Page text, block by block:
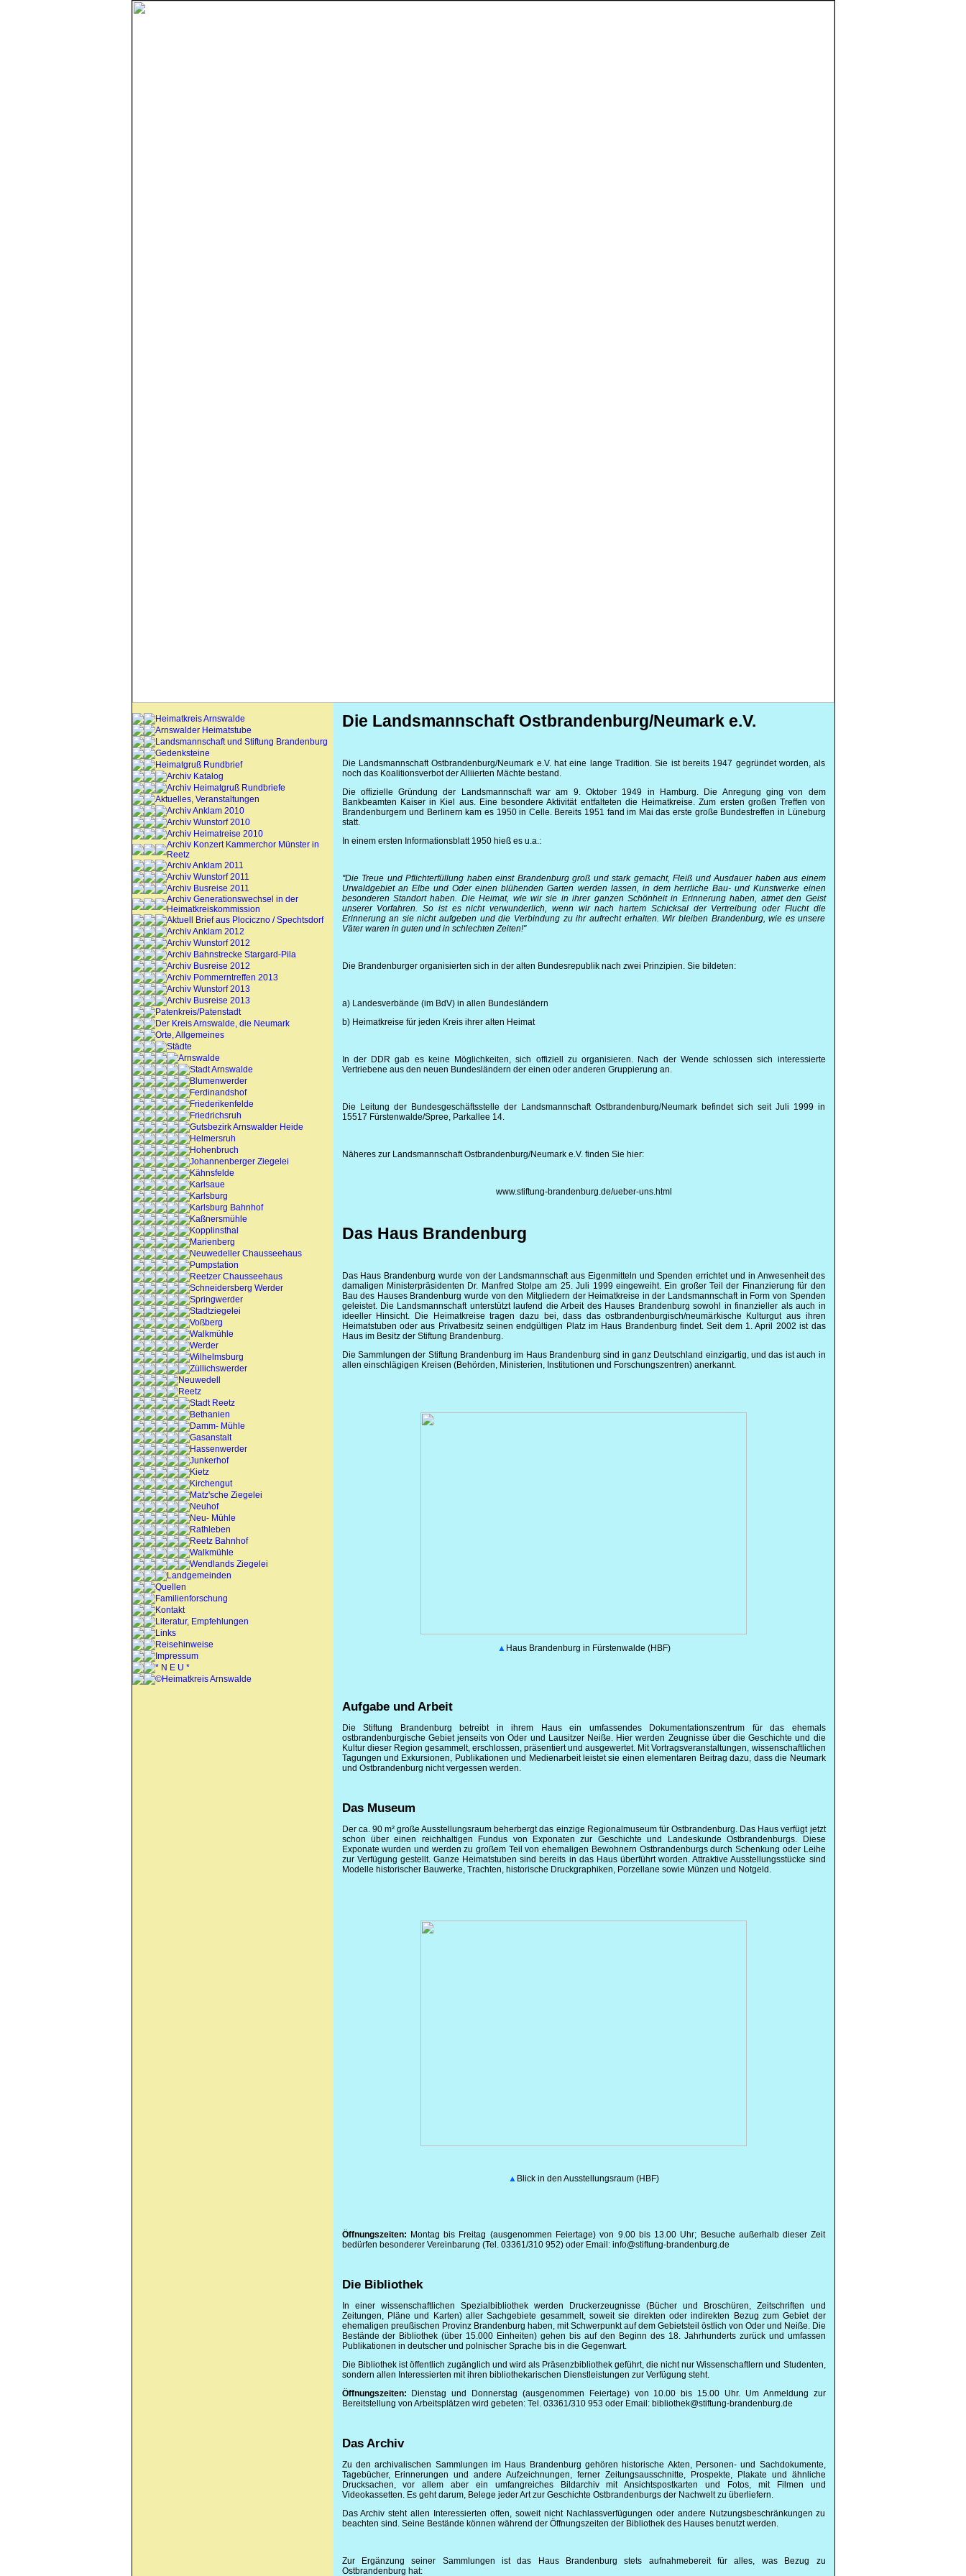
Heimatkreis Arnswalde
Arnswalder Heimatstube
Landsmannschaft und Stiftung Brandenburg
Gedenksteine
Heimatgruß Rundbrief
Archiv Katalog
Archiv Heimatgruß Rundbriefe
Aktuelles, Veranstaltungen
Archiv Anklam 2010
Archiv Wunstorf 2010
Archiv Heimatreise 2010
Archiv Konzert Kammerchor Münster in
Reetz
Archiv Anklam 2011
Archiv Wunstorf 2011
Archiv Busreise 2011
Archiv Generationswechsel in der
Heimatkreiskommission
Aktuell Brief aus Plociczno / Spechtsdorf
Archiv Anklam 2012
Archiv Wunstorf 2012
Archiv Bahnstrecke Stargard-Pila
Archiv Busreise 2012
Archiv Pommerntreffen 2013
Archiv Wunstorf 2013
Archiv Busreise 2013
Patenkreis/Patenstadt
Der Kreis Arnswalde, die Neumark
Orte, Allgemeines
Städte
Arnswalde
Stadt Arnswalde
Blumenwerder
Ferdinandshof
Friederikenfelde
Friedrichsruh
Gutsbezirk Arnswalder Heide
Helmersruh
Hohenbruch
Johannenberger Ziegelei
Kähnsfelde
Karlsaue
Karlsburg
Karlsburg Bahnhof
Kaßnersmühle
Kopplinsthal
Marienberg
Neuwedeller Chausseehaus
Pumpstation
Reetzer Chausseehaus
Schneidersberg Werder
Springwerder
Stadtziegelei
Voßberg
Walkmühle
Werder
Wilhelmsburg
Züllichswerder
Neuwedell
Reetz
Stadt Reetz
Bethanien
Damm- Mühle
Gasanstalt
Hassenwerder
Junkerhof
Kietz
Kirchengut
Matz'sche Ziegelei
Neuhof
Neu- Mühle
Rathleben
Reetz Bahnhof
Walkmühle
Wendlands Ziegelei
Landgemeinden
Quellen
Familienforschung
Kontakt
Literatur, Empfehlungen
Links
Reisehinweise
Impressum
* N E U *
©Heimatkreis Arnswalde
Die Landsmannschaft Ostbrandenburg/Neumark e.V.
Die Landsmannschaft Ostbrandenburg/Neumark e.V. hat eine lange Tradition. Sie ist bereits 1947 gegründet worden, als
noch das Koalitionsverbot der Alliierten Mächte bestand.
Die offizielle Gründung der Landsmannschaft war am 9. Oktober 1949 in Hamburg. Die Anregung ging von dem
Bankbeamten Kaiser in Kiel aus. Eine besondere Aktivität entfalteten die Heimatkreise. Zum ersten großen Treffen von
Brandenburgern und Berlinern kam es 1950 in Celle. Bereits 1951 fand im Mai das erste große Bundestreffen in Lüneburg
statt.
In einem ersten Informationsblatt 1950 hieß es u.a.:
"Die Treue und Pflichterfüllung haben einst Brandenburg groß und stark gemacht, Fleiß und Ausdauer haben aus einem
Urwaldgebiet an Elbe und Oder einen blühenden Garten werden lassen, in dem herrliche Bau- und Kunstwerke einen
besonderen Standort haben. Die Heimat, wie wir sie in ihrer ganzen Schönheit in Erinnerung haben, atmet den Geist
unserer Vorfahren. So ist es nicht verwunderlich, wenn wir nach hartem Schicksal der Vertreibung oder Flucht die
Erinnerung an sie nicht aufgeben und die Verbindung zu ihr aufrecht erhalten. Wir bleiben Brandenburg, wie es unsere
Väter waren in guten und in schlechten Zeiten!"
Die Brandenburger organisierten sich in der alten Bundesrepublik nach zwei Prinzipien. Sie bildeten:
a) Landesverbände (im BdV) in allen Bundesländern
b) Heimatkreise für jeden Kreis ihrer alten Heimat
In der DDR gab es keine Möglichkeiten, sich offiziell zu organisieren. Nach der Wende schlossen sich interessierte
Vertriebene aus den neuen Bundesländern der einen oder anderen Gruppierung an.
Die Leitung der Bundesgeschäftsstelle der Landsmannschaft Ostbrandenburg/Neumark befindet sich seit Juli 1999 in
15517 Fürstenwalde/Spree, Parkallee 14.
Näheres zur Landsmannschaft Ostbrandenburg/Neumark e.V. finden Sie hier:
www.stiftung-brandenburg.de/ueber-uns.html
Das Haus Brandenburg
Das Haus Brandenburg wurde von der Landsmannschaft aus Eigenmitteln und Spenden errichtet und in Anwesenheit des
damaligen Ministerpräsidenten Dr. Manfred Stolpe am 25. Juli 1999 eingeweiht. Ein großer Teil der Finanzierung für den
Bau des Hauses Brandenburg wurde von den Mitgliedern der Heimatkreise in der Landsmannschaft in Form von Spenden
geleistet. Die Landsmannschaft unterstützt laufend die Arbeit des Hauses Brandenburg sowohl in finanzieller als auch in
ideeller Hinsicht. Die Heimatkreise tragen dazu bei, dass das ostbrandenburgisch/neumärkische Kulturgut aus ihren
Heimatstuben oder aus Privatbesitz seinen endgültigen Platz im Haus Brandenburg findet. Seit dem 1. April 2002 ist das
Haus im Besitz der Stiftung Brandenburg.
Die Sammlungen der Stiftung Brandenburg im Haus Brandenburg sind in ganz Deutschland einzigartig, und das ist auch in
allen einschlägigen Kreisen (Behörden, Ministerien, Institutionen und Forschungszentren) anerkannt.
▲ Haus Brandenburg in Fürstenwalde (HBF)
Aufgabe und Arbeit
Die Stiftung Brandenburg betreibt in ihrem Haus ein umfassendes Dokumentationszentrum für das ehemals
ostbrandenburgische Gebiet jenseits von Oder und Lausitzer Neiße. Hier werden Zeugnisse über die Geschichte und die
Kultur dieser Region gesammelt, erschlossen, präsentiert und ausgewertet. Mit Vortragsveranstaltungen, wissenschaftlichen
Tagungen und Exkursionen, Publikationen und Medienarbeit leistet sie einen elementaren Beitrag dazu, dass die Neumark
und Ostbrandenburg nicht vergessen werden.
Das Museum
Der ca. 90 m² große Ausstellungsraum beherbergt das einzige Regionalmuseum für Ostbrandenburg. Das Haus verfügt jetzt
schon über einen reichhaltigen Fundus von Exponaten zur Geschichte und Landeskunde Ostbrandenburgs. Diese
Exponate wurden und werden zu großem Teil von ehemaligen Bewohnern Ostbrandenburgs durch Schenkung oder Leihe
zur Verfügung gestellt. Ganze Heimatstuben sind bereits in das Haus überführt worden. Attraktive Ausstellungsstücke sind
Modelle historischer Bauwerke, Trachten, historische Druckgraphiken, Porzellane sowie Münzen und Notgeld.
▲ Blick in den Ausstellungsraum (HBF)
Öffnungszeiten: Montag bis Freitag (ausgenommen Feiertage) von 9.00 bis 13.00 Uhr; Besuche außerhalb dieser Zeit
bedürfen besonderer Vereinbarung (Tel. 03361/310 952) oder Email: info@stiftung-brandenburg.de
Die Bibliothek
In einer wissenschaftlichen Spezialbibliothek werden Druckerzeugnisse (Bücher und Broschüren, Zeitschriften und
Zeitungen, Pläne und Karten) aller Sachgebiete gesammelt, soweit sie direkten oder indirekten Bezug zum Gebiet der
ehemaligen preußischen Provinz Brandenburg haben, mit Schwerpunkt auf dem Gebietsteil östlich von Oder und Neiße. Die
Bestände der Bibliothek (über 15.000 Einheiten) gehen bis auf den Beginn des 18. Jahrhunderts zurück und umfassen
Publikationen in deutscher und polnischer Sprache bis in die Gegenwart.
Die Bibliothek ist öffentlich zugänglich und wird als Präsenzbibliothek geführt, die nicht nur Wissenschaftlern und Studenten,
sondern allen Interessierten mit ihren bibliothekarischen Dienstleistungen zur Verfügung steht.
Öffnungszeiten: Dienstag und Donnerstag (ausgenommen Feiertage) von 10.00 bis 15.00 Uhr. Um Anmeldung zur
Bereitstellung von Arbeitsplätzen wird gebeten: Tel. 03361/310 953 oder Email: bibliothek@stiftung-brandenburg.de
Das Archiv
Zu den archivalischen Sammlungen im Haus Brandenburg gehören historische Akten, Personen- und Sachdokumente,
Tagebücher, Erinnerungen und andere Aufzeichnungen, ferner Zeitungsausschnitte, Prospekte, Plakate und ähnliche
Drucksachen, vor allem aber ein umfangreiches Bildarchiv mit Ansichtspostkarten und Fotos, mit Filmen und
Videokassetten. Es geht darum, Belege jeder Art zur Geschichte Ostbrandenburgs der Nachwelt zu überliefern.
Das Archiv steht allen Interessierten offen, soweit nicht Nachlassverfügungen oder andere Nutzungsbeschränkungen zu
beachten sind. Seine Bestände können während der Öffnungszeiten der Bibliothek des Hauses benutzt werden.
Zur Ergänzung seiner Sammlungen ist das Haus Brandenburg stets aufnahmebereit für alles, was Bezug zu
Ostbrandenburg hat: